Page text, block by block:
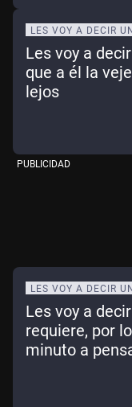
Borrar
LES VOY A DECIR
Les voy a
que a él la
lejos
PUBLICIDAD
LES VOY A DECIR
Les voy a
requiere, por
minuto a